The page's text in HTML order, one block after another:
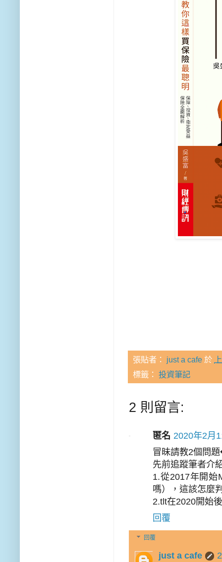
張貼者： just a cafe 於
標籤： 投資筆記
2 則留言:
匿名 2020年2月
冒昧請教2個問
先前追蹤筆者介
1.從2017年開始
嗎），這該怎麼
2.tlt在2020開始
回覆
回覆
just a cafe